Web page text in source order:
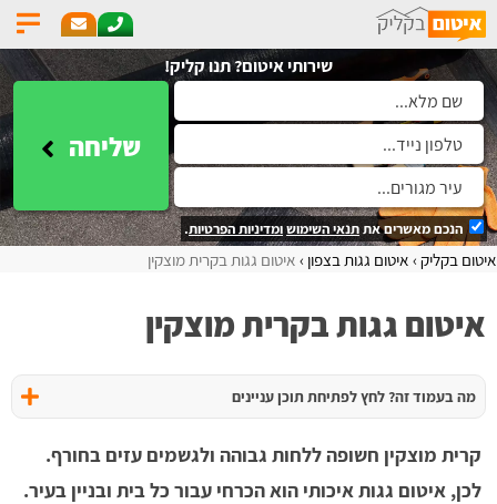
שירותי איטום? תנו קליק!
שליחה
הנכם מאשרים אתתנאי השימושומדיניות הפרטיות.
איטום בקליק איטום גגות בצפון איטום גגות בקרית מוצקין
איטום גגות בקרית מוצקין
מה בעמוד זה? לחץ לפתיחת תוכן עניינים
קרית מוצקין חשופה ללחות גבוהה ולגשמים עזים בחורף.
לכן, איטום גגות איכותי הוא הכרחי עבור כל בית ובניין בעיר.